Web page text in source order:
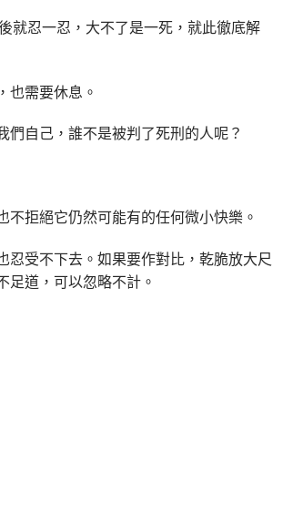
就忍一忍，大不了是一死，就此徹底解
也需要休息。
自己，誰不是被判了死刑的人呢？
拒絕它仍然可能有的任何微小快樂。
受不下去。如果要作對比，乾脆放大尺
足道，可以忽略不計。